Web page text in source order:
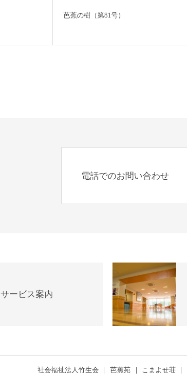
芭蕉の樹（第81号）
電話でのお問い合わせ
サービス案内
社会福祉法人竹生会 芭蕉苑 こまよせ荘